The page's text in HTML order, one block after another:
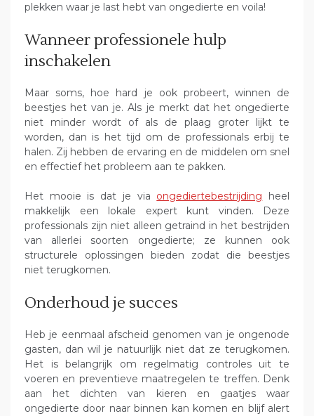
plekken waar je last hebt van ongedierte en voila!
Wanneer professionele hulp
inschakelen
Maar soms, hoe hard je ook probeert, winnen de
beestjes het van je. Als je merkt dat het ongedierte
niet minder wordt of als de plaag groter lijkt te
worden, dan is het tijd om de professionals erbij te
halen. Zij hebben de ervaring en de middelen om snel
en effectief het probleem aan te pakken.
Het mooie is dat je via ongediertebestrijding heel
makkelijk een lokale expert kunt vinden. Deze
professionals zijn niet alleen getraind in het bestrijden
van allerlei soorten ongedierte; ze kunnen ook
structurele oplossingen bieden zodat die beestjes
niet terugkomen.
Onderhoud je succes
Heb je eenmaal afscheid genomen van je ongenode
gasten, dan wil je natuurlijk niet dat ze terugkomen.
Het is belangrijk om regelmatig controles uit te
voeren en preventieve maatregelen te treffen. Denk
aan het dichten van kieren en gaatjes waar
ongedierte door naar binnen kan komen en blijf alert